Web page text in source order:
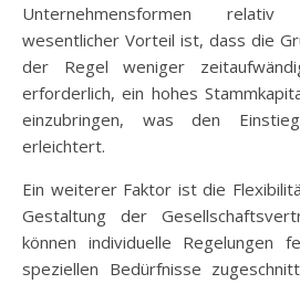
Unternehmensformen
wesentlicher Vorteil ist, dass die
der Regel weniger
erforderlich, ein hohes
einzubringen, was den
erleichtert.
Ein weiterer Faktor ist die
Gestaltung der
können individuelle Regelungen
speziellen Bedürfnisse